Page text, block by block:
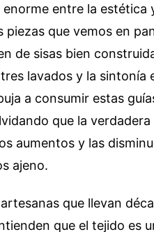
entre la estética
piezas que vemos en
de sisas bien
lavados y la sintonía
a consumir estas
que la
aumentos y las
ajeno.
que llevan
que el tejido es